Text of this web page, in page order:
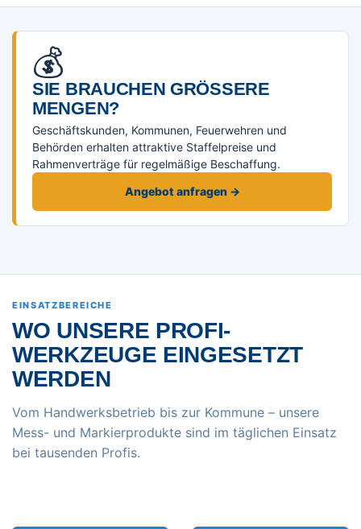
💰
SIE BRAUCHEN GRÖSSERE M
ENGEN?
Geschäftskunden, Kommunen, Feuerwehren und
Behörden erhalten attraktive Staffelpreise und
Rahmenverträge für regelmäßige Beschaffung.
Angebot anfragen →
EINSATZBEREICHE
WO UNSERE PROFI-
WERKZEUGE EINGESETZT
WERDEN
Vom Handwerksbetrieb bis zur Kommune – unsere
Mess- und Markierprodukte sind im täglichen Einsatz
bei tausenden Profis.